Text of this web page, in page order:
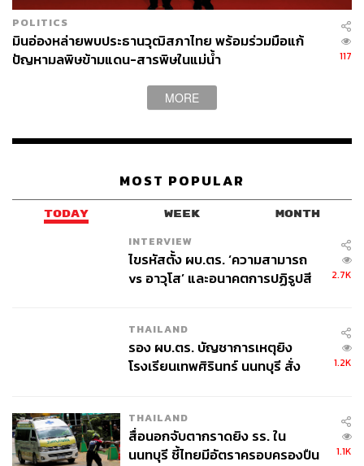
POLITICS
มินอ่องหล่ายพบประธานวุฒิสภาไทย พร้อมร่วมมือแก้
ปัญหามลพิษข้ามแดน-สารพิษในแม่น้ำ
117
MORE
MOST POPULAR
TODAY WEEK MONTH
INTERVIEW
ไขรหัสตั้ง ผบ.ตร. ‘ความสามารถ
vs อาวุโส’ และอนาคตการปฏิรูปสี
2.7K
THAILAND
รอง ผบ.ตร. บัญชาการเหตุยิง
โรงเรียนเทพศิรินทร์ นนทบุรี สั่ง
1.2K
THAILAND
สื่อนอกจับตากราดยิง รร. ใน
นนทบุรี ชี้ไทยมีอัตราครอบครองปืน
1.1K